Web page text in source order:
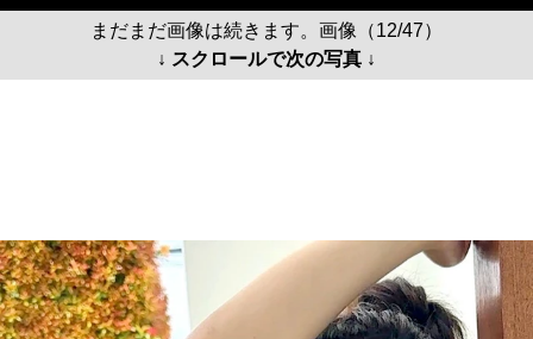
まだまだ画像は続きます。画像（12/47）
↓ スクロールで次の写真 ↓